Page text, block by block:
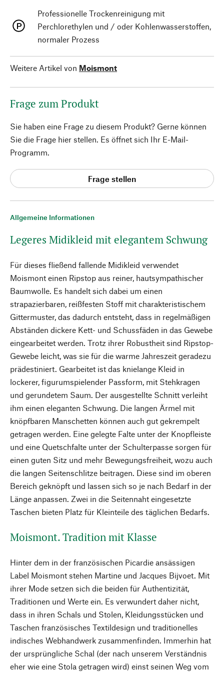
Allgemeine Informationen
Legeres Midikleid mit elegantem Schwung
Für dieses fließend fallende Midikleid verwendet
Moismont einen Ripstop aus reiner, hautsympathischer
Baumwolle. Es handelt sich dabei um einen
strapazierbaren, reißfesten Stoff mit charakteristischem
Gittermuster, das dadurch entsteht, dass in regelmäßigen
Abständen dickere Kett- und Schussfäden in das Gewebe
eingearbeitet werden. Trotz ihrer Robustheit sind Ripstop-
Gewebe leicht, was sie für die warme Jahreszeit geradezu
prädestiniert. Gearbeitet ist das knielange Kleid in
lockerer, figurumspielender Passform, mit Stehkragen
und gerundetem Saum. Der ausgestellte Schnitt verleiht
ihm einen eleganten Schwung. Die langen Ärmel mit
knöpfbaren Manschetten können auch gut gekrempelt
getragen werden. Eine gelegte Falte unter der Knopfleiste
und eine Quetschfalte unter der Schulterpasse sorgen für
einen guten Sitz und mehr Bewegungsfreiheit, wozu auch
die langen Seitenschlitze beitragen. Diese sind im oberen
Bereich geknöpft und lassen sich so je nach Bedarf in der
Länge anpassen. Zwei in die Seitennaht eingesetzte
Taschen bieten Platz für Kleinteile des täglichen Bedarfs.
Moismont. Tradition mit Klasse
Hinter dem in der französischen Picardie ansässigen
Label Moismont stehen Martine und Jacques Bijvoet. Mit
ihrer Mode setzen sich die beiden für Authentizität,
Traditionen und Werte ein. Es verwundert daher nicht,
dass in ihren Schals und Stolen, Kleidungsstücken und
Taschen französisches Textildesign und traditionelles
indisches Webhandwerk zusammenfinden. Immerhin hat
der ursprüngliche Schal (der nach unserem Verständnis
eher wie eine Stola getragen wird) einst seinen Weg vom
Professionelle Trockenreinigung mit
Perchlorethylen und / oder Kohlenwasserstoffen,
normaler Prozess
Weitere Artikel von Moismont
Frage zum Produkt
Sie haben eine Frage zu diesem Produkt? Gerne können
Sie die Frage hier stellen. Es öffnet sich Ihr E-Mail-
Programm.
Frage stellen